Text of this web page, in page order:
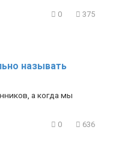
0 375
называть
а когда мы
0 636